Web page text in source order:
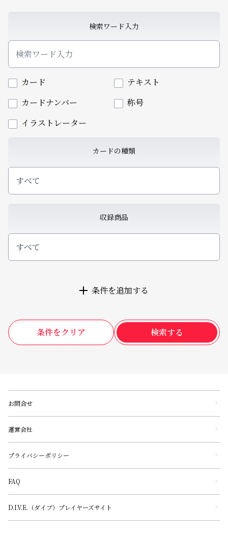
検索ワード入力
カード
テキスト
カードナンバー
称号
イラストレーター
カードの種類
すべて
収録商品
すべて
条件を追加する
条件をクリア 検索する
お問合せ
運営会社
プライバシーポリシー
FAQ
D.I.V.E.（ダイブ）プレイヤーズサイト